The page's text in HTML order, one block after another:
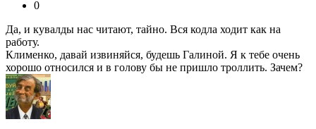
0
Да, и кувалды нас читают, тайно. Вся кодла ходит как на
работу.
Клименко, давай извиняйся, будешь Галиной. Я к тебе очень
хорошо относился и в голову бы не пришло троллить. Зачем?